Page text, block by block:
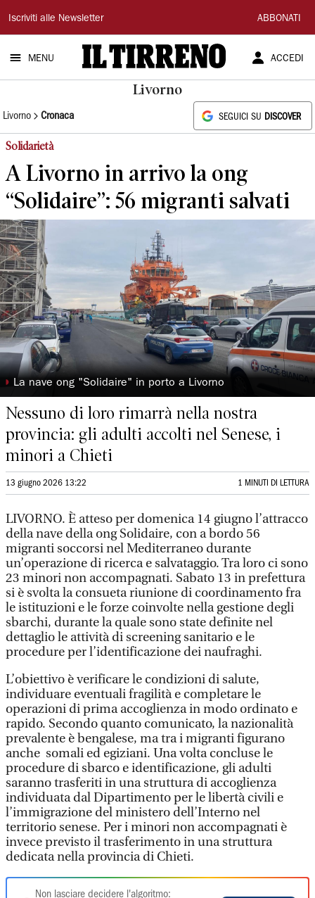
Il
Tirreno
Iscriviti alle Newsletter ABBONATI
MENU ACCEDI
Livorno
Livorno Cronaca SEGUICI SU DISCOVER
Solidarietà
A Livorno in arrivo la ong
“Solidaire”: 56 migranti salvati
◗ La nave ong "Solidaire" in porto a Livorno
Nessuno di loro rimarrà nella nostra
provincia: gli adulti accolti nel Senese, i
minori a Chieti
13 giugno 2026 13:22 1 MINUTI DI LETTURA
LIVORNO. È atteso per domenica 14 giugno l’attracco
della nave della ong Solidaire, con a bordo 56
migranti soccorsi nel Mediterraneo durante
un’operazione di ricerca e salvataggio. Tra loro ci sono
23 minori non accompagnati. Sabato 13 in prefettura
si è svolta la consueta riunione di coordinamento fra
le istituzioni e le forze coinvolte nella gestione degli
sbarchi, durante la quale sono state definite nel
dettaglio le attività di screening sanitario e le
procedure per l’identificazione dei naufraghi.
L’obiettivo è verificare le condizioni di salute,
individuare eventuali fragilità e completare le
operazioni di prima accoglienza in modo ordinato e
rapido. Secondo quanto comunicato, la nazionalità
prevalente è bengalese, ma tra i migranti figurano
anche somali ed egiziani. Una volta concluse le
procedure di sbarco e identificazione, gli adulti
saranno trasferiti in una struttura di accoglienza
individuata dal Dipartimento per le libertà civili e
l’immigrazione del ministero dell’Interno nel
territorio senese. Per i minori non accompagnati è
invece previsto il trasferimento in una struttura
dedicata nella provincia di Chieti.
Non lasciare decidere l'algoritmo: